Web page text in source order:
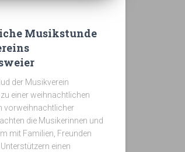
Musikstunde
der Musikverein
einer weihnachtlichen
vorweihnachtlicher
die Musikerinnen und
mit Familien, Freunden
einen